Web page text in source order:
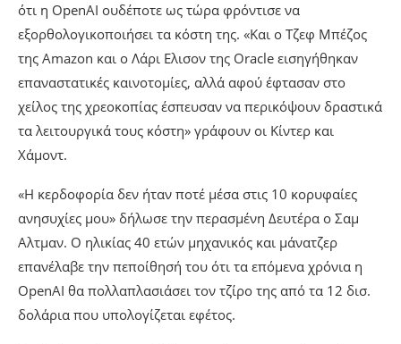
ότι η OpenAI ουδέποτε ως τώρα φρόντισε να
εξορθολογικοποιήσει τα κόστη της. «Και ο Τζεφ Μπέζος
της Amazon και ο Λάρι Ελισον της Oracle εισηγήθηκαν
επαναστατικές καινοτομίες, αλλά αφού έφτασαν στο
χείλος της χρεοκοπίας έσπευσαν να περικόψουν δραστικά
τα λειτουργικά τους κόστη» γράφουν οι Κίντερ και
Χάμοντ.
«Η κερδοφορία δεν ήταν ποτέ μέσα στις 10 κορυφαίες
ανησυχίες μου» δήλωσε την περασμένη Δευτέρα ο Σαμ
Αλτμαν. Ο ηλικίας 40 ετών μηχανικός και μάνατζερ
επανέλαβε την πεποίθησή του ότι τα επόμενα χρόνια η
OpenAI θα πολλαπλασιάσει τον τζίρο της από τα 12 δισ.
δολάρια που υπολογίζεται εφέτος.